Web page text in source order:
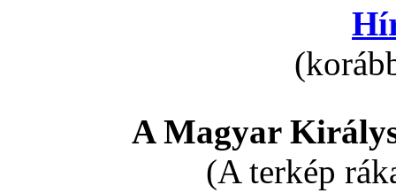
A Magyar
(A terkép